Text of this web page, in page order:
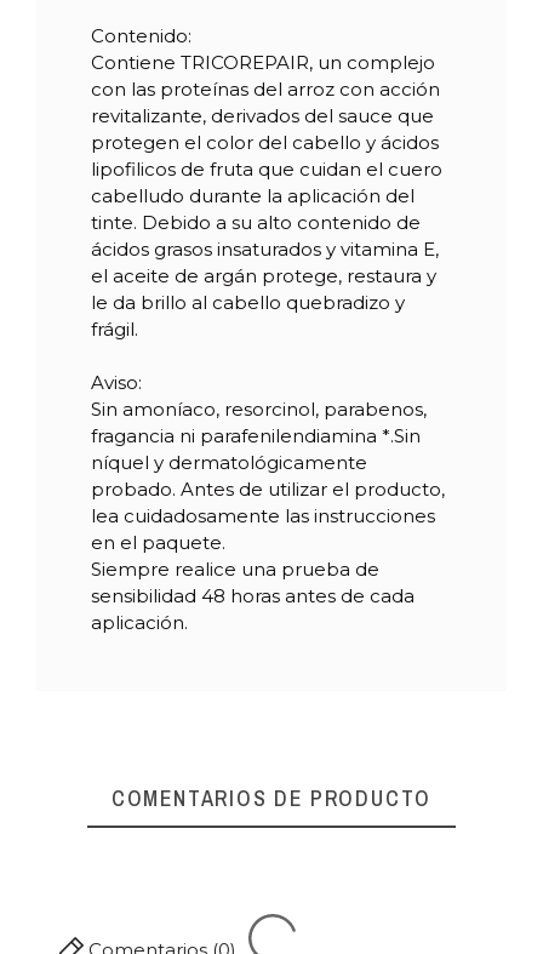
Contenido:
Contiene TRICOREPAIR, un complejo
con las proteínas del arroz con acción
revitalizante, derivados del sauce que
protegen el color del cabello y ácidos
lipofilicos de fruta que cuidan el cuero
cabelludo durante la aplicación del
tinte. Debido a su alto contenido de
ácidos grasos insaturados y vitamina E,
el aceite de argán protege, restaura y
le da brillo al cabello quebradizo y
frágil.
Aviso:
Sin amoníaco, resorcinol, parabenos,
fragancia ni parafenilendiamina *.Sin
níquel y dermatológicamente
probado. Antes de utilizar el producto,
lea cuidadosamente las instrucciones
en el paquete.
Siempre realice una prueba de
sensibilidad 48 horas antes de cada
aplicación.
COMENTARIOS DE PRODUCTO
Comentarios (0)